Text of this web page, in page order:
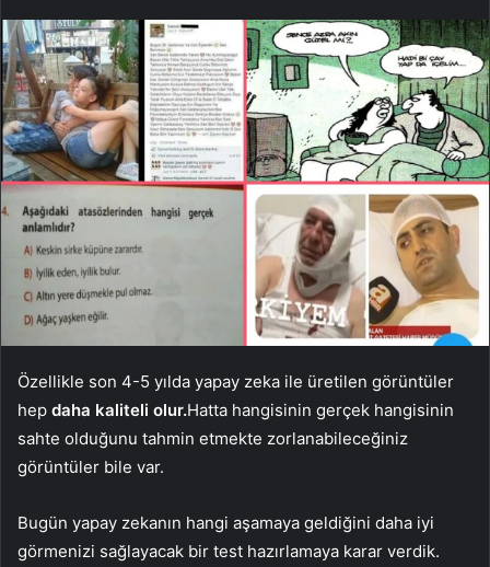
Özellikle son 4-5 yılda yapay zeka ile üretilen görüntüler
hep daha kaliteli olur.Hatta hangisinin gerçek hangisinin
sahte olduğunu tahmin etmekte zorlanabileceğiniz
görüntüler bile var.
Bugün yapay zekanın hangi aşamaya geldiğini daha iyi
görmenizi sağlayacak bir test hazırlamaya karar verdik.